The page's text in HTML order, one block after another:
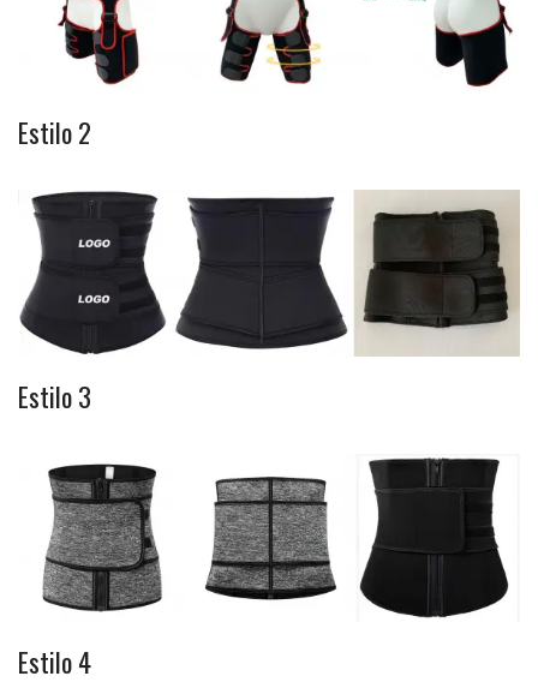
Estilo 2
Estilo 3
Estilo 4